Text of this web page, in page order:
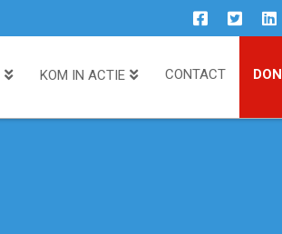
KOM IN ACTIE CONTACT